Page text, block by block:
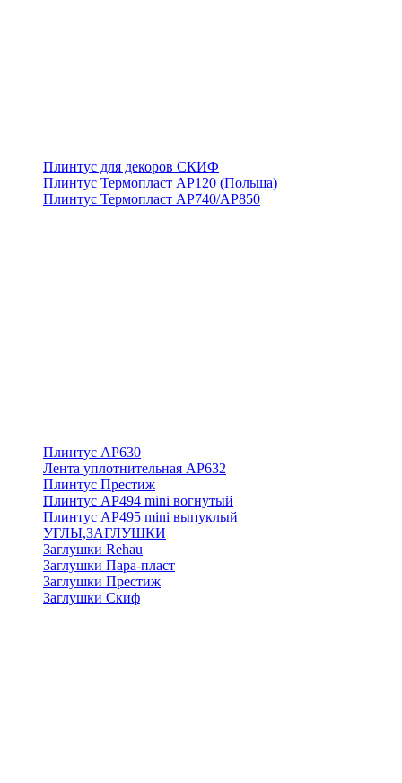
Плинтус для декоров СКИФ
Плинтус Термопласт АР120 (Польша)
Плинтус Термопласт АР740/АР850
Плинтус АР630
Лента уплотнительная АР632
Плинтус Престиж
Плинтус АР494 mini вогнутый
Плинтус АР495 mini выпуклый
УГЛЫ,ЗАГЛУШКИ
Заглушки Rehau
Заглушки Пара-пласт
Заглушки Престиж
Заглушки Скиф